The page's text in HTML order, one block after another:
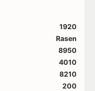
1920
Rasen
8950
4010
8210
200